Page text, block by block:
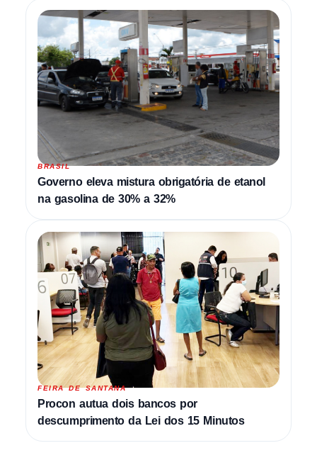
BRASIL
Governo eleva mistura obrigatória de etanol
na gasolina de 30% a 32%
FEIRA DE SANTANA
Procon autua dois bancos por
descumprimento da Lei dos 15 Minutos